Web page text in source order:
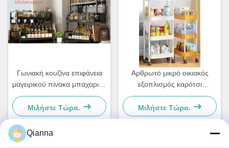
Γωνιακή κουζίνα επιφάνεια
μαγειρικού πίνακα μπαχαρικά
ράφι Αντι-τσίχλας χάλυβα
άνθρακα για καρυκεύματα
Μιλήστε Τώρα.
Αρθρωτό μικρό οικιακός
εξοπλισμός καρότσι
αποθήκευσης από τιτάνιο
χάλυβα και πλαστικό με
τροχαλία
Μιλήστε Τώρα.
Qianna